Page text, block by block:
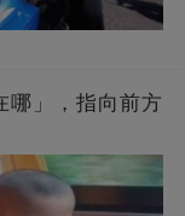
哪」，指向前方